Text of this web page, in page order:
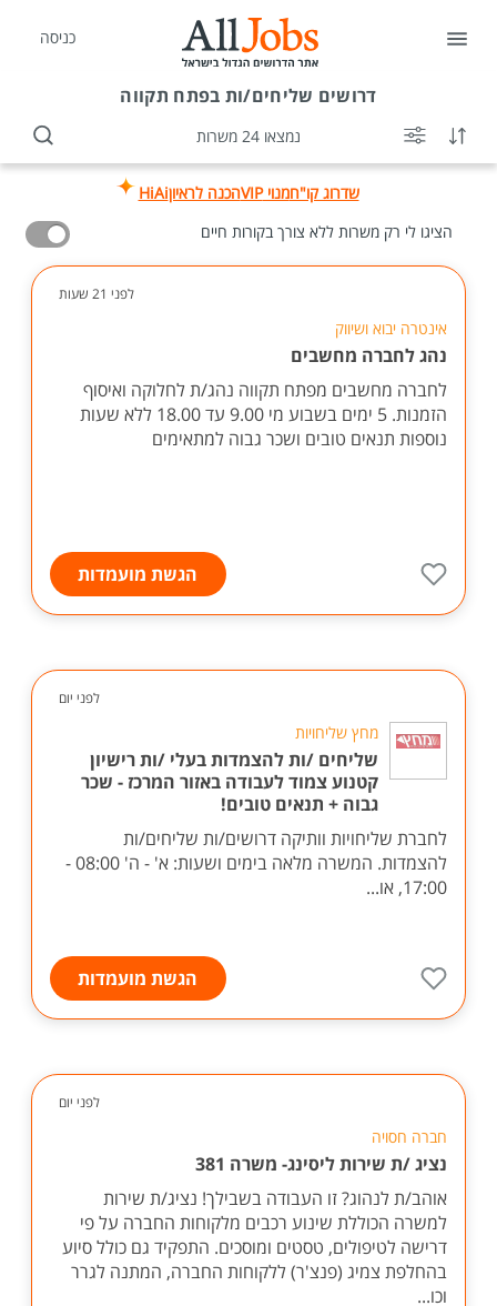
כניסה
דרושים שליחים/ות בפתח תקווה
נמצאו 24 משרות
שדרוג קו"חמנוי VIP הכנה לראיוןHiAi
הציגו לי רק משרות ללא צורך בקורות חיים
לפני 21 שעות
אינטרה יבוא ושיווק
נהג לחברה מחשבים
לחברה מחשבים מפתח תקווה נהג/ת לחלוקה ואיסוף
הזמנות. 5 ימים בשבוע מי 9.00 עד 18.00 ללא שעות
נוספות תנאים טובים ושכר גבוה למתאימים
הגשת מועמדות
לפני יום
מחץ שליחויות
שליחים /ות להצמדות בעלי /ות רישיון
קטנוע צמוד לעבודה באזור המרכז - שכר
גבוה + תנאים טובים!
לחברת שליחויות וותיקה דרושים/ות שליחים/ות
להצמדות. המשרה מלאה בימים ושעות: א' - ה' 08:00 -
17:00, או...
הגשת מועמדות
לפני יום
חברה חסויה
נציג /ת שירות ליסינג- משרה 381
אוהב/ת לנהוג? זו העבודה בשבילך! נציג/ת שירות
למשרה הכוללת שינוע רכבים מלקוחות החברה על פי
דרישה לטיפולים, טסטים ומוסכים. התפקיד גם כולל סיוע
בהחלפת צמיג (פנצ'ר) ללקוחות החברה, המתנה לגרר
וכו...